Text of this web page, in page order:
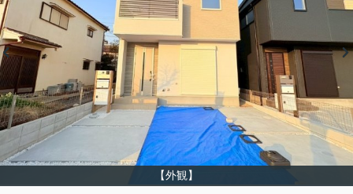
【外観】